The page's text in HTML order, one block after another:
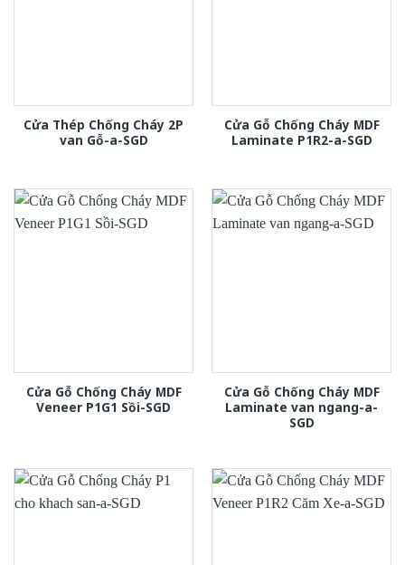
Cửa Thép Chống Cháy 2P
van Gỗ-a-SGD
Cửa Gỗ Chống Cháy MDF
Laminate P1R2-a-SGD
Cửa Gỗ Chống Cháy MDF
Veneer P1G1 Sồi-SGD
Cửa Gỗ Chống Cháy MDF
Laminate van ngang-a-
SGD